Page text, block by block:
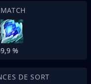
%
DE SORT